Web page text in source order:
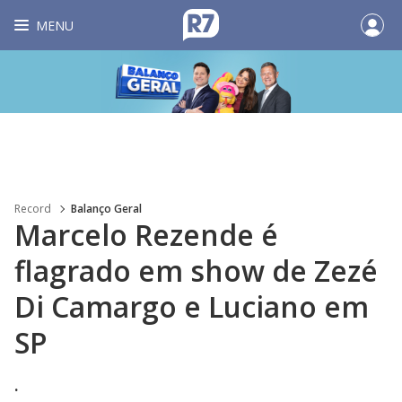
MENU
Record Balanço Geral
Marcelo Rezende é
flagrado em show de Zezé
Di Camargo e Luciano em
SP
.